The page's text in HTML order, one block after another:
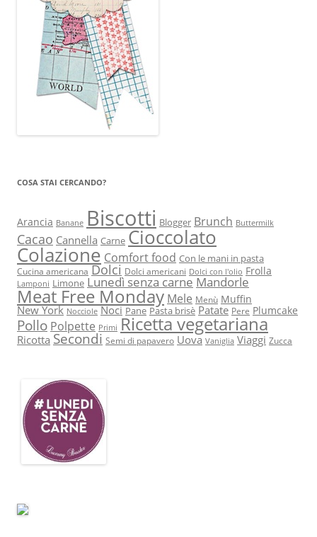
COSA STAI CERCANDO?
Arancia Banane Biscotti Blogger Brunch Buttermilk
Cacao Cannella Carne Cioccolato
Colazione Comfort food Con le mani in pasta
Cucina americana Dolci Dolci americani Dolci con l'olio Frolla
Lamponi Limone Lunedì senza carneMandorle
Meat Free Monday Mele Menù Muffin
New York Nocciole Noci Pane Pasta brisè Patate Pere Plumcake
Pollo Polpette Primi Ricetta vegetariana
Ricotta Secondi Semi di papavero Uova Vaniglia Viaggi Zucca